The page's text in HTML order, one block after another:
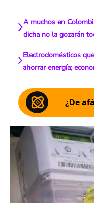
A muchos en
dicha no la gozarán
Electrodomésticos
ahorrar energía;
¿De